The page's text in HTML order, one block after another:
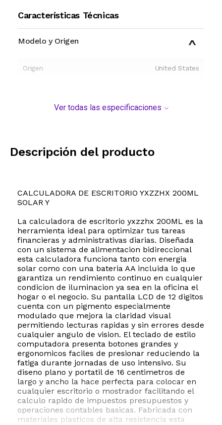
Características Técnicas
Modelo y Origen
Origen United States
Ver todas las especificaciones
Descripción del producto
CALCULADORA DE ESCRITORIO YXZZHX 200ML
SOLAR Y
La calculadora de escritorio yxzzhx 200ML es la
herramienta ideal para optimizar tus tareas
financieras y administrativas diarias. Diseñada
con un sistema de alimentacion bidireccional
esta calculadora funciona tanto con energia
solar como con una bateria AA incluida lo que
garantiza un rendimiento continuo en cualquier
condicion de iluminacion ya sea en la oficina el
hogar o el negocio. Su pantalla LCD de 12 digitos
cuenta con un pigmento especialmente
modulado que mejora la claridad visual
permitiendo lecturas rapidas y sin errores desde
cualquier angulo de vision. El teclado de estilo
computadora presenta botones grandes y
ergonomicos faciles de presionar reduciendo la
fatiga durante jornadas de uso intensivo. Su
diseno plano y portatil de 16 centimetros de
largo y ancho la hace perfecta para colocar en
cualquier escritorio o mostrador facilitando el
calculo rapido de impuestos presupuestos y
operaciones contables basicas. Fabricada con
materiales plasticos de alta resistencia esta